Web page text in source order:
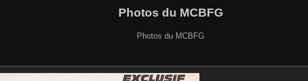
Photos du MCBFG
Photos du MCBFG